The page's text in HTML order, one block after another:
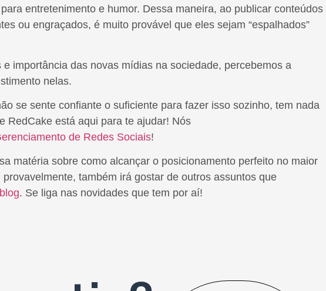
entretenimento e humor. Dessa maneira, ao publicar conteúdos
ou engraçados, é muito provável que eles sejam “espalhados”
e importância das novas mídias na sociedade, percebemos a
nelas.
se sente confiante o suficiente para fazer isso sozinho, tem nada
RedCake está aqui para te ajudar! Nós
de Redes Sociais!
matéria sobre como alcançar o posicionamento perfeito no maior
provavelmente, também irá gostar de outros assuntos que
blog. Se liga nas novidades que tem por aí!